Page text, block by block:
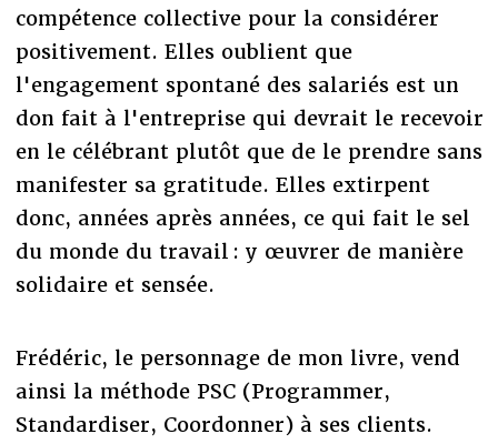
compétence collective pour la considérer
positivement. Elles oublient que
l'engagement spontané des salariés est un
don fait à l'entreprise qui devrait le recevoir
en le célébrant plutôt que de le prendre sans
manifester sa gratitude. Elles extirpent
donc, années après années, ce qui fait le sel
du monde du travail : y œuvrer de manière
solidaire et sensée.
Frédéric, le personnage de mon livre, vend
ainsi la méthode PSC (Programmer,
Standardiser, Coordonner) à ses clients.